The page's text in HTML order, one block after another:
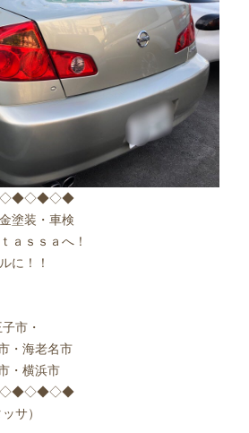
塗装・車検
ａｓｓａへ！
に！！
市・
・海老名市
・横浜市
サ）